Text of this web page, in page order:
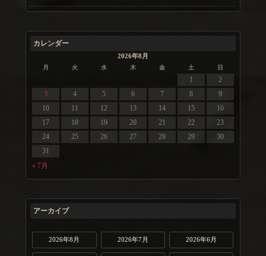
カレンダー
2026年8月
月 火 水 木 金 土 日
« 7月
1
2
3
4 5 6 7 8
9
10
11 12 13 14 15
16
17
18 19 20 21 22
23
24
25 26 27 28 29
30
31
アーカイブ
2026年8月 2026年7月 2026年6月